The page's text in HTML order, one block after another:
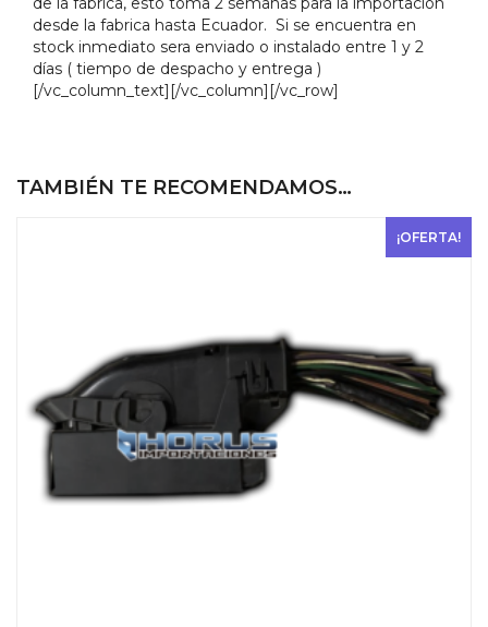
desde la fabrica hasta Ecuador. Si se encuentra en
stock inmediato sera enviado o instalado entre 1 y 2
días ( tiempo de despacho y entrega )
[/vc_column_text][/vc_column][/vc_row]
TAMBIÉN TE RECOMENDAMOS…
¡OFERTA!